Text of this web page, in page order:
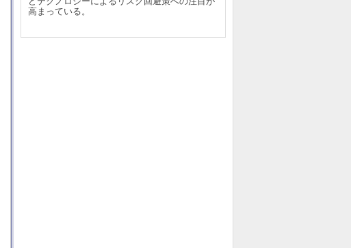
高まっている。